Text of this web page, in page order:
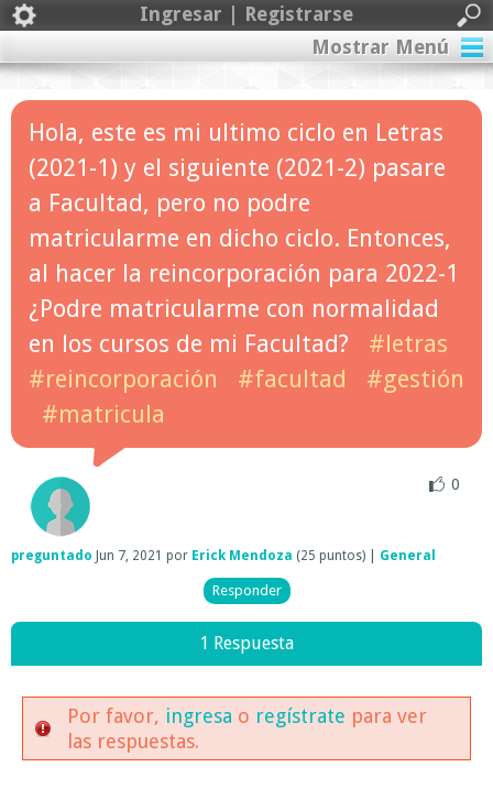
Ingresar | Registrarse
Mostrar Menú
Hola, este es mi ultimo ciclo en Letras
(2021-1) y el siguiente (2021-2) pasare
a Facultad, pero no podre
matricularme en dicho ciclo. Entonces,
al hacer la reincorporación para 2022-1
¿Podre matricularme con normalidad
en los cursos de mi Facultad?
#letras
#reincorporación
#facultad
#gestión
#matricula
0
preguntado Jun 7, 2021 por Erick Mendoza (25 puntos) General
1 Respuesta
Por favor, ingresa o regístrate para ver
las respuestas.